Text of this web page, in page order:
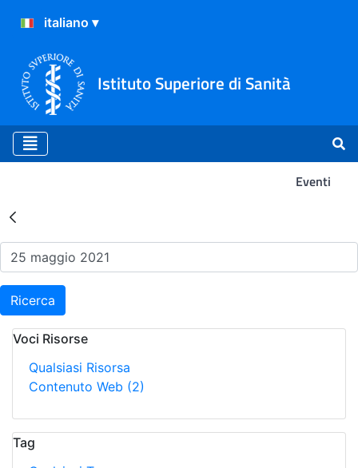
Istituto Superiore di Sanità
Eventi
Risultati della Ricerca -
Ricerca
Voci Risorse
Qualsiasi Risorsa
Contenuto Web (2)
Tag